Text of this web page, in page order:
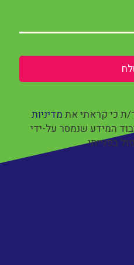
ת כי קראתי את מדיניות
המידע שנמסר על-ידי
בפנייתי.